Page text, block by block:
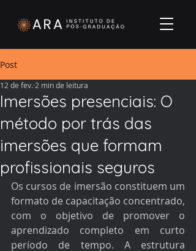
Post
Imersões presenciais: O
método por trás das
imersões que formam
profissionais seguros
12 de fev. 2 min de leitura
Os cursos de imersão constituem um
formato de capacitação concentrado,
com o objetivo de promover o
aprendizado completo em curto
período de tempo. A estrutura